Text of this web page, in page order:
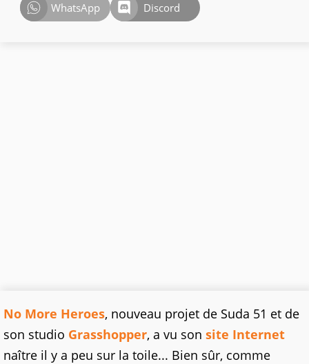
WhatsApp
Discord
No More Heroes, nouveau projet de Suda 51 et de
son studio Grasshopper, a vu son site Internet
naître il y a peu sur la toile... Bien sûr, comme